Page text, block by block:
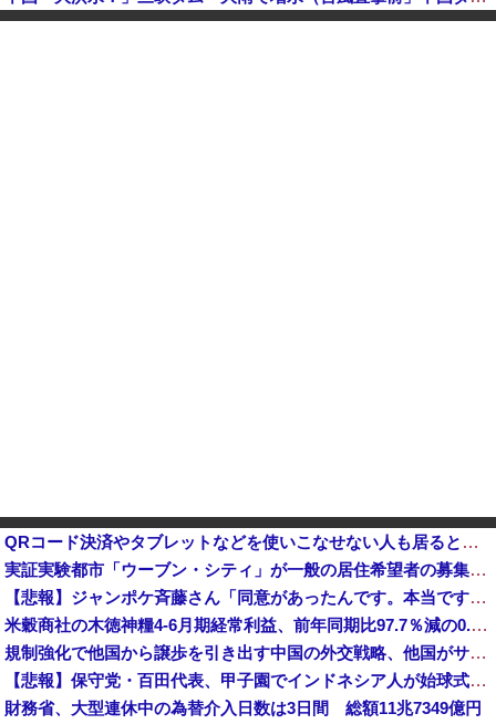
韓国人の対日好感度が過去最高に、「ノージャパン」は終わった？＝ネット「中国より100倍いい」
QRコード決済やタブレットなどを使いこなせない人も居るという話・・・
実証実験都市「ウーブン・シティ」が一般の居住希望者の募集開始 すでにトヨタ関係者が居住
【悲報】ジャンポケ斉藤さん「同意があったんです。本当です。信じて下さい」←何でこの主張が通らないの？・・・・・・・・・他
米穀商社の木徳神糧4-6月期経常利益、前年同期比97.7％減の0.7億円に減益
規制強化で他国から譲歩を引き出す中国の外交戦略、他国がサプライチェーン変更で対抗した結果……
【悲報】保守党・百田代表、甲子園でインドネシア人が始球式登場に怒り「甲子園を政治利用するな！」
財務省、大型連休中の為替介入日数は3日間 総額11兆7349億円